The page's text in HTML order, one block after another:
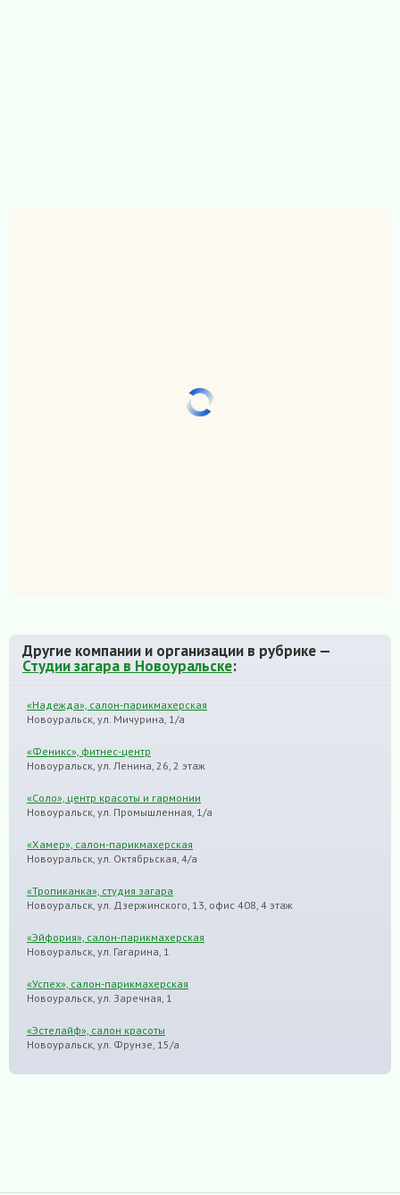
Другие компании и организации в рубрике —
Студии загара в Новоуральске:
«Надежда», салон-парикмахерская
Новоуральск, ул. Мичурина, 1/а
«Феникс», фитнес-центр
Новоуральск, ул. Ленина, 26, 2 этаж
«Соло», центр красоты и гармонии
Новоуральск, ул. Промышленная, 1/а
«Хамер», салон-парикмахерская
Новоуральск, ул. Октябрьская, 4/а
«Тропиканка», студия загара
Новоуральск, ул. Дзержинского, 13, офис 408, 4 этаж
«Эйфория», салон-парикмахерская
Новоуральск, ул. Гагарина, 1
«Успех», салон-парикмахерская
Новоуральск, ул. Заречная, 1
«Эстелайф», салон красоты
Новоуральск, ул. Фрунзе, 15/а